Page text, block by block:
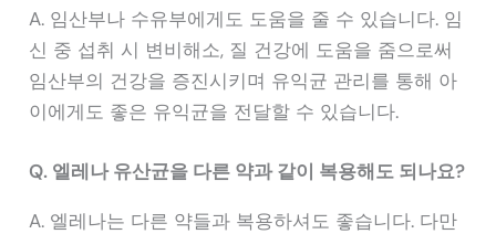
A. 임산부나 수유부에게도 도움을 줄 수 있습니다. 임
신 중 섭취 시 변비해소, 질 건강에 도움을 줌으로써
임산부의 건강을 증진시키며 유익균 관리를 통해 아
이에게도 좋은 유익균을 전달할 수 있습니다.
Q. 엘레나 유산균을 다른 약과 같이 복용해도 되나요?
A. 엘레나는 다른 약들과 복용하셔도 좋습니다. 다만